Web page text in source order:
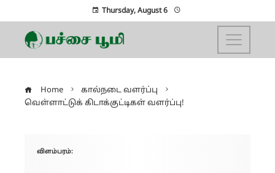
Thursday, August 6
Home
கால்நடை வளர்ப்பு
வெள்ளாட்டுக் கிடாக்குட்டிகள் வளர்ப்பு!
விளம்பரம்: